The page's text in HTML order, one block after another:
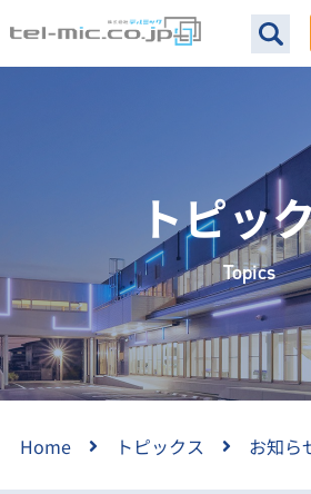
トピッ
Topics
Home トピックス お知ら